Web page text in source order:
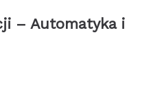
– Automatyka i